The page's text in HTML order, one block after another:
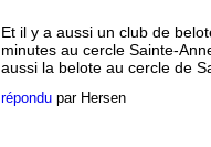
Et il y a aussi un club de
minutes au cercle Sainte-
aussi la belote au cercle de
répondu par Hersen